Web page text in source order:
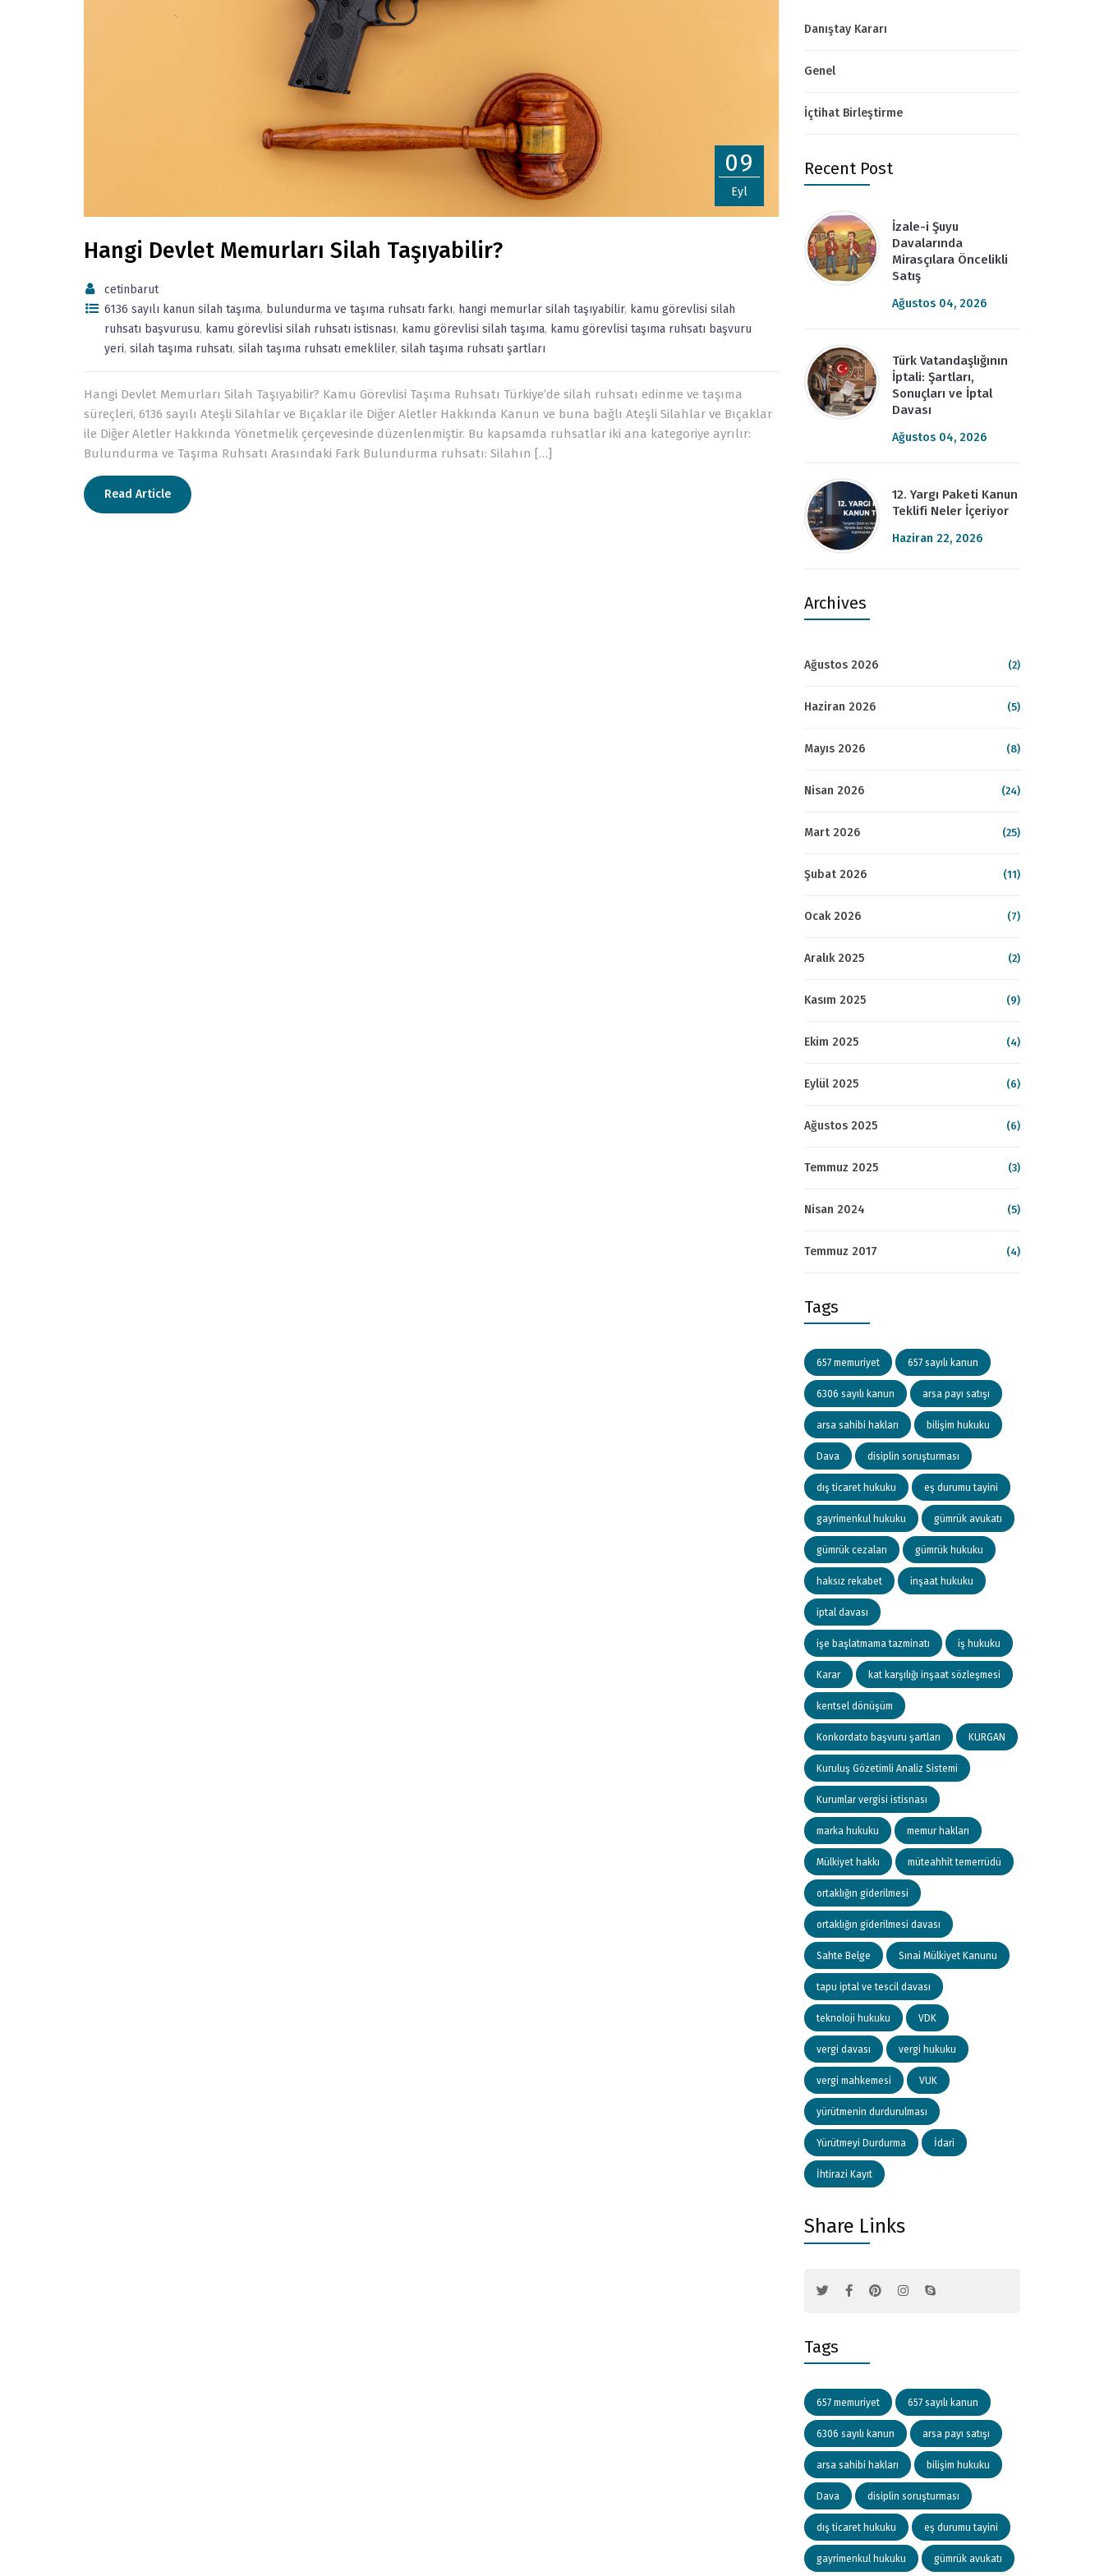
09
Eyl
Hangi Devlet Memurları Silah Taşıyabilir?
cetinbarut
6136 sayılı kanun silah taşıma, bulundurma ve taşıma ruhsatı farkı, hangi memurlar silah taşıyabilir, kamu görevlisi silah
ruhsatı başvurusu, kamu görevlisi silah ruhsatı istisnası, kamu görevlisi silah taşıma, kamu görevlisi taşıma ruhsatı başvuru
yeri, silah taşıma ruhsatı, silah taşıma ruhsatı emekliler, silah taşıma ruhsatı şartları
Hangi Devlet Memurları Silah Taşıyabilir? Kamu Görevlisi Taşıma Ruhsatı Türkiye’de silah ruhsatı edinme ve taşıma
süreçleri, 6136 sayılı Ateşli Silahlar ve Bıçaklar ile Diğer Aletler Hakkında Kanun ve buna bağlı Ateşli Silahlar ve Bıçaklar
ile Diğer Aletler Hakkında Yönetmelik çerçevesinde düzenlenmiştir. Bu kapsamda ruhsatlar iki ana kategoriye ayrılır:
Bulundurma ve Taşıma Ruhsatı Arasındaki Fark Bulundurma ruhsatı: Silahın […]
Read Article
Danıştay Kararı
Genel
İçtihat Birleştirme
Recent Post
İzale-i Şuyu
Davalarında
Mirasçılara Öncelikli
Satış
Ağustos 04, 2026
Türk Vatandaşlığının
İptali: Şartları,
Sonuçları ve İptal
Davası
Ağustos 04, 2026
12. Yargı Paketi Kanun
Teklifi Neler İçeriyor
Haziran 22, 2026
Archives
Ağustos 2026 (2)
Haziran 2026 (5)
Mayıs 2026 (8)
Nisan 2026 (24)
Mart 2026 (25)
Şubat 2026 (11)
Ocak 2026 (7)
Aralık 2025 (2)
Kasım 2025 (9)
Ekim 2025 (4)
Eylül 2025 (6)
Ağustos 2025 (6)
Temmuz 2025 (3)
Nisan 2024 (5)
Temmuz 2017 (4)
Tags
657 memuriyet 657 sayılı kanun
6306 sayılı kanun arsa payı satışı
arsa sahibi hakları bilişim hukuku
Dava disiplin soruşturması
dış ticaret hukuku eş durumu tayini
gayrimenkul hukuku gümrük avukatı
gümrük cezaları gümrük hukuku
haksız rekabet inşaat hukuku
iptal davası
işe başlatmama tazminatı iş hukuku
Karar kat karşılığı inşaat sözleşmesi
kentsel dönüşüm
Konkordato başvuru şartları KURGAN
Kuruluş Gözetimli Analiz Sistemi
Kurumlar vergisi istisnası
marka hukuku memur hakları
Mülkiyet hakkı müteahhit temerrüdü
ortaklığın giderilmesi
ortaklığın giderilmesi davası
Sahte Belge Sınai Mülkiyet Kanunu
tapu iptal ve tescil davası
teknoloji hukuku VDK
vergi davası vergi hukuku
vergi mahkemesi VUK
yürütmenin durdurulması
Yürütmeyi Durdurma İdari
İhtirazi Kayıt
Share Links
Tags
657 memuriyet 657 sayılı kanun
6306 sayılı kanun arsa payı satışı
arsa sahibi hakları bilişim hukuku
Dava disiplin soruşturması
dış ticaret hukuku eş durumu tayini
gayrimenkul hukuku gümrük avukatı